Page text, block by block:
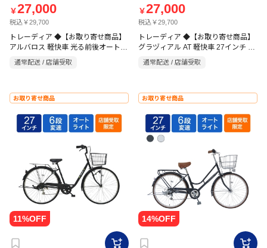
￥27,000
税込￥29,700
トレーディア ◆【お取り寄せ商品】
アルバロス 軽快車 光る前後オート
27インチ 6段
通常配送 / 店舗受取
￥27,000
税込￥29,700
トレーディア ◆【お取り寄せ商品】
グラヅィアル AT 軽快車 27インチ 3
段
通常配送 / 店舗受取
お取り寄せ商品 お取り寄せ商品